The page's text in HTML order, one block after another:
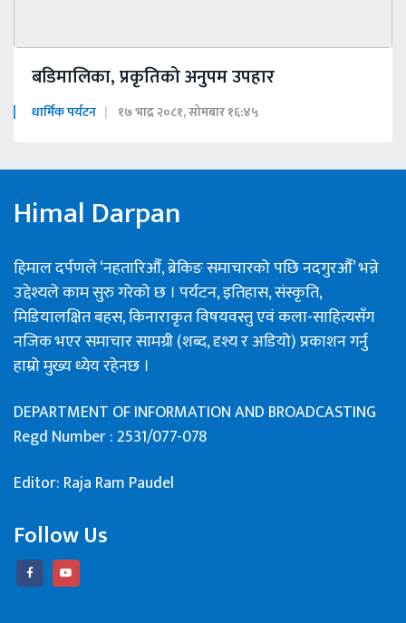
बडिमालिका, प्रकृतिको अनुपम उपहार
धार्मिक पर्यटन १७ भाद्र २०८१, सोमबार १६:४५
Himal Darpan
हिमाल दर्पणले ‘नहतारिऔँ, ब्रेकिङ समाचारको पछि नदगुरऔँ’ भन्ने
उद्देश्यले काम सुरु गरेको छ । पर्यटन, इतिहास, संस्कृति,
मिडियालक्षित बहस, किनाराकृत विषयवस्तु एवं कला-साहित्यसँग
नजिक भएर समाचार सामग्री (शब्द, दृश्य र अडियो) प्रकाशन गर्नु
हाम्रो मुख्य ध्येय रहेनछ ।
DEPARTMENT OF INFORMATION AND BROADCASTING
Regd Number : 2531/077-078
Editor: Raja Ram Paudel
Follow Us